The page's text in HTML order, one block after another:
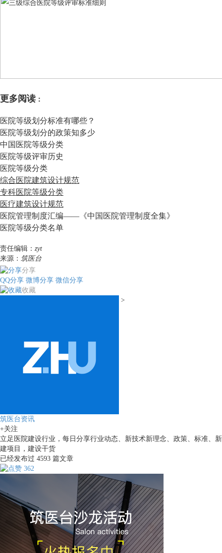
更多阅读 ：
医院等级划分标准有哪些？
医院等级划分的政策知多少
中国医院等级分类
医院等级评审历史
医院等级分类
综合医院建筑设计规范
专科医院等级分类
医疗建筑设计规范
医院管理制度汇编——《中国医院管理制度全集》
医院等级分类名单
责任编辑： zyt
来源： 筑医台
分享
QQ分享 微博分享 微信分享
收藏
>
筑医台资讯
+关注
立足医院建设行业，每日分享行业动态、新技术新理念、政策、标准、新
建项目，建设干货
已经发布过 4593 篇文章
362